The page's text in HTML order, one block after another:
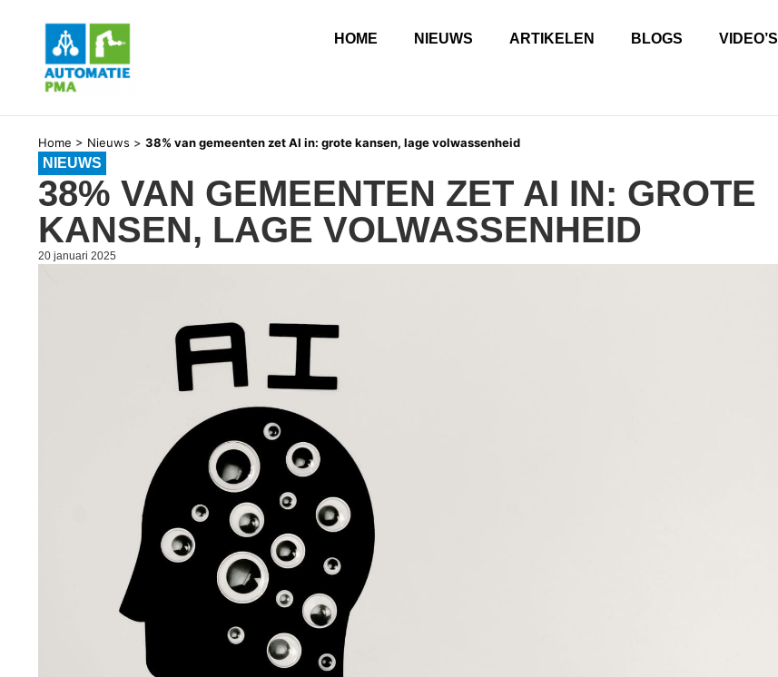
HOME NIEUWS ARTIKELEN BLOGS VIDEO’S
Home > Nieuws > 38% van gemeenten zet AI in: grote kansen, lage volwassenheid
NIEUWS
38% VAN GEMEENTEN ZET AI IN: GROTE
KANSEN, LAGE VOLWASSENHEID
20 januari 2025